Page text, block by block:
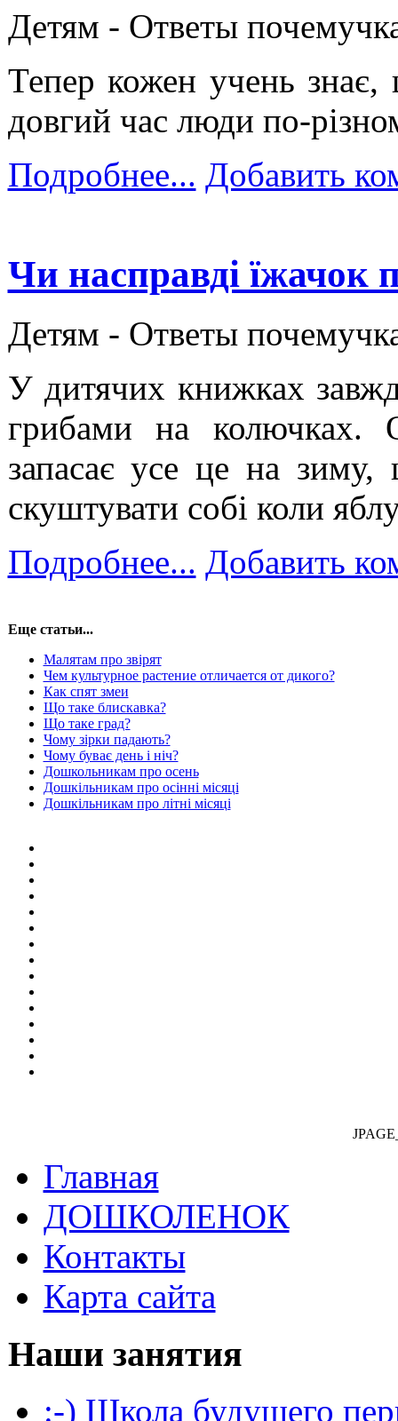
Детям - Ответы
Тепер кожен учень
довгий час люди по-
Подробнее... Добавить
Чи насправді їжачок
Детям - Ответы
У дитячих книжках
грибами на колючках.
запасає усе це на
скуштувати собі коли
Подробнее... Добавить
Еще статьи...
Малятам про звірят
Чем культурное растение отличается от дикого?
Как спят змеи
Що таке блискавка?
Що таке град?
Чому зірки падають?
Чому буває день і ніч?
Дошкольникам про осень
Дошкільникам про осінні місяці
Дошкільникам про літні місяці
Главная
ДОШКОЛЕНОК
Контакты
Карта сайта
Наши занятия
:-) Школа будущего